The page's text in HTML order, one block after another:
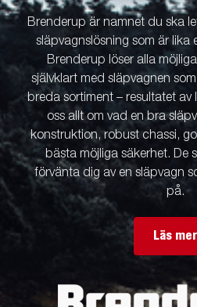
Brenderup är namnet du ska
släpvagnslösning som är lika
Brenderup löser alla
självklart med släpvagnen
breda sortiment – resultatet av
oss allt om vad en bra
konstruktion, robust chassi,
bästa möjliga säkerhet. De
förvänta dig av en släpvagn
på.
Läs mer